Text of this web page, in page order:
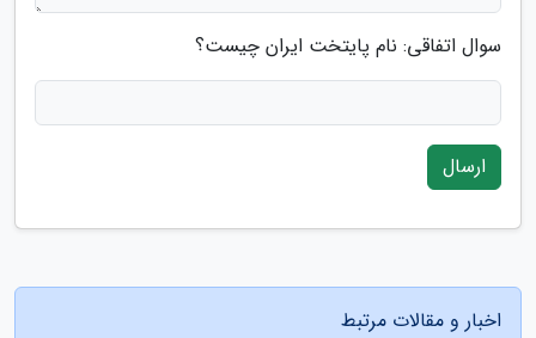
سوال اتفاقی: نام پایتخت ایران چیست؟
ارسال
اخبار و مقالات مرتبط